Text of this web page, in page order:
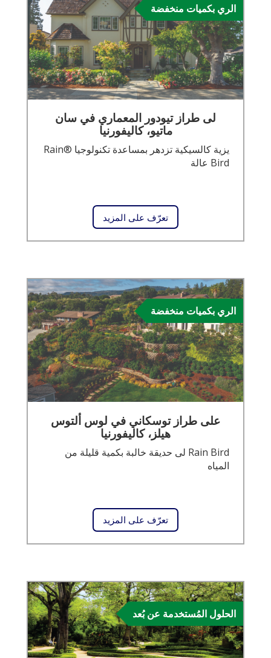
الري بكميات منخفضة
لى طراز تيودور المعماري في سان
ماتيو، كاليفورنيا
يزية كالسيكية تزدهر بمساعدة تكنولوجيا ®Rain
Bird عالة
تعرّف على المزيد
الري بكميات منخفضة
على طراز توسكاني في لوس ألتوس
هيلز، كاليفورنيا
Rain Bird لى حديقة خالبة بكمية قليلة من
المياه
تعرّف على المزيد
الحلول المُستخدمة عن بُعد